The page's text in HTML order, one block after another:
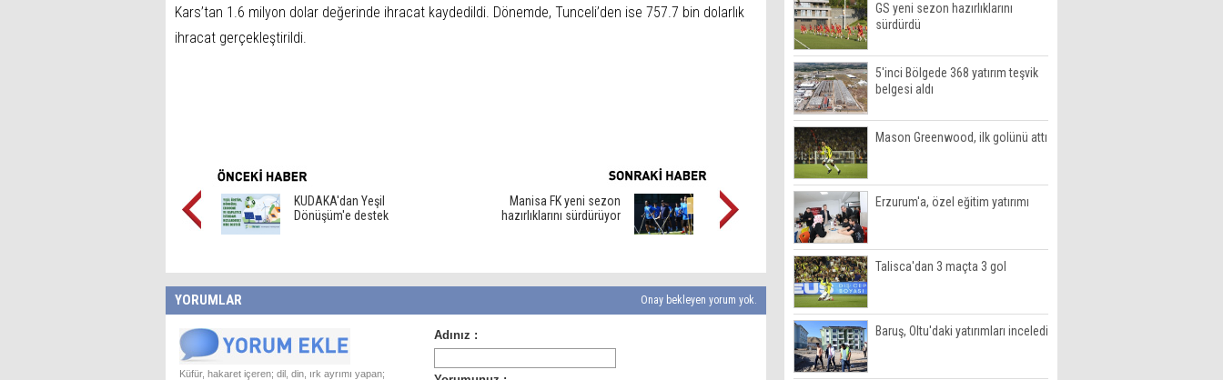
Kars’tan 1.6 milyon dolar değerinde ihracat kaydedildi. Dönemde, Tunceli’den ise 757.7 bin dolarlık
ihracat gerçekleştirildi.
KUDAKA'dan Yeşil
Dönüşüm'e destek
Manisa FK yeni sezon
hazırlıklarını sürdürüyor
YORUMLAR Onay bekleyen yorum yok.
Küfür, hakaret içeren; dil, din, ırk ayrımı yapan;
GS yeni sezon hazırlıklarını
sürdürdü
5'inci Bölgede 368 yatırım teşvik
belgesi aldı
Mason Greenwood, ilk golünü attı
Erzurum'a, özel eğitim yatırımı
Talisca'dan 3 maçta 3 gol
Baruş, Oltu'daki yatırımları inceledi